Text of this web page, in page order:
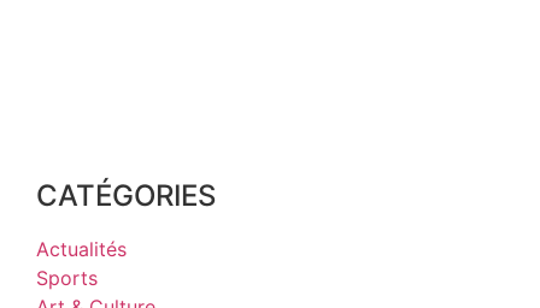
CATÉGORIES
Actualités
Sports